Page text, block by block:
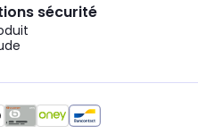
sécurité